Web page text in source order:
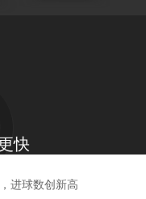
进球数创新高